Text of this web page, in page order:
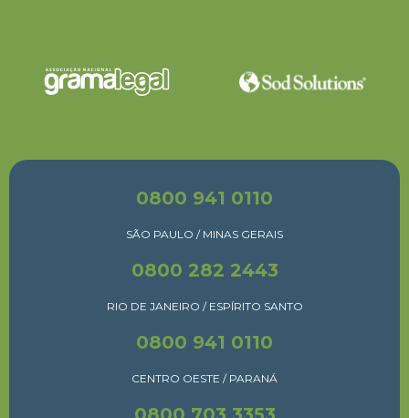
0800 941 0110
SÃO PAULO / MINAS GERAIS
0800 282 2443
RIO DE JANEIRO / ESPÍRITO SANTO
0800 941 0110
CENTRO OESTE / PARANÁ